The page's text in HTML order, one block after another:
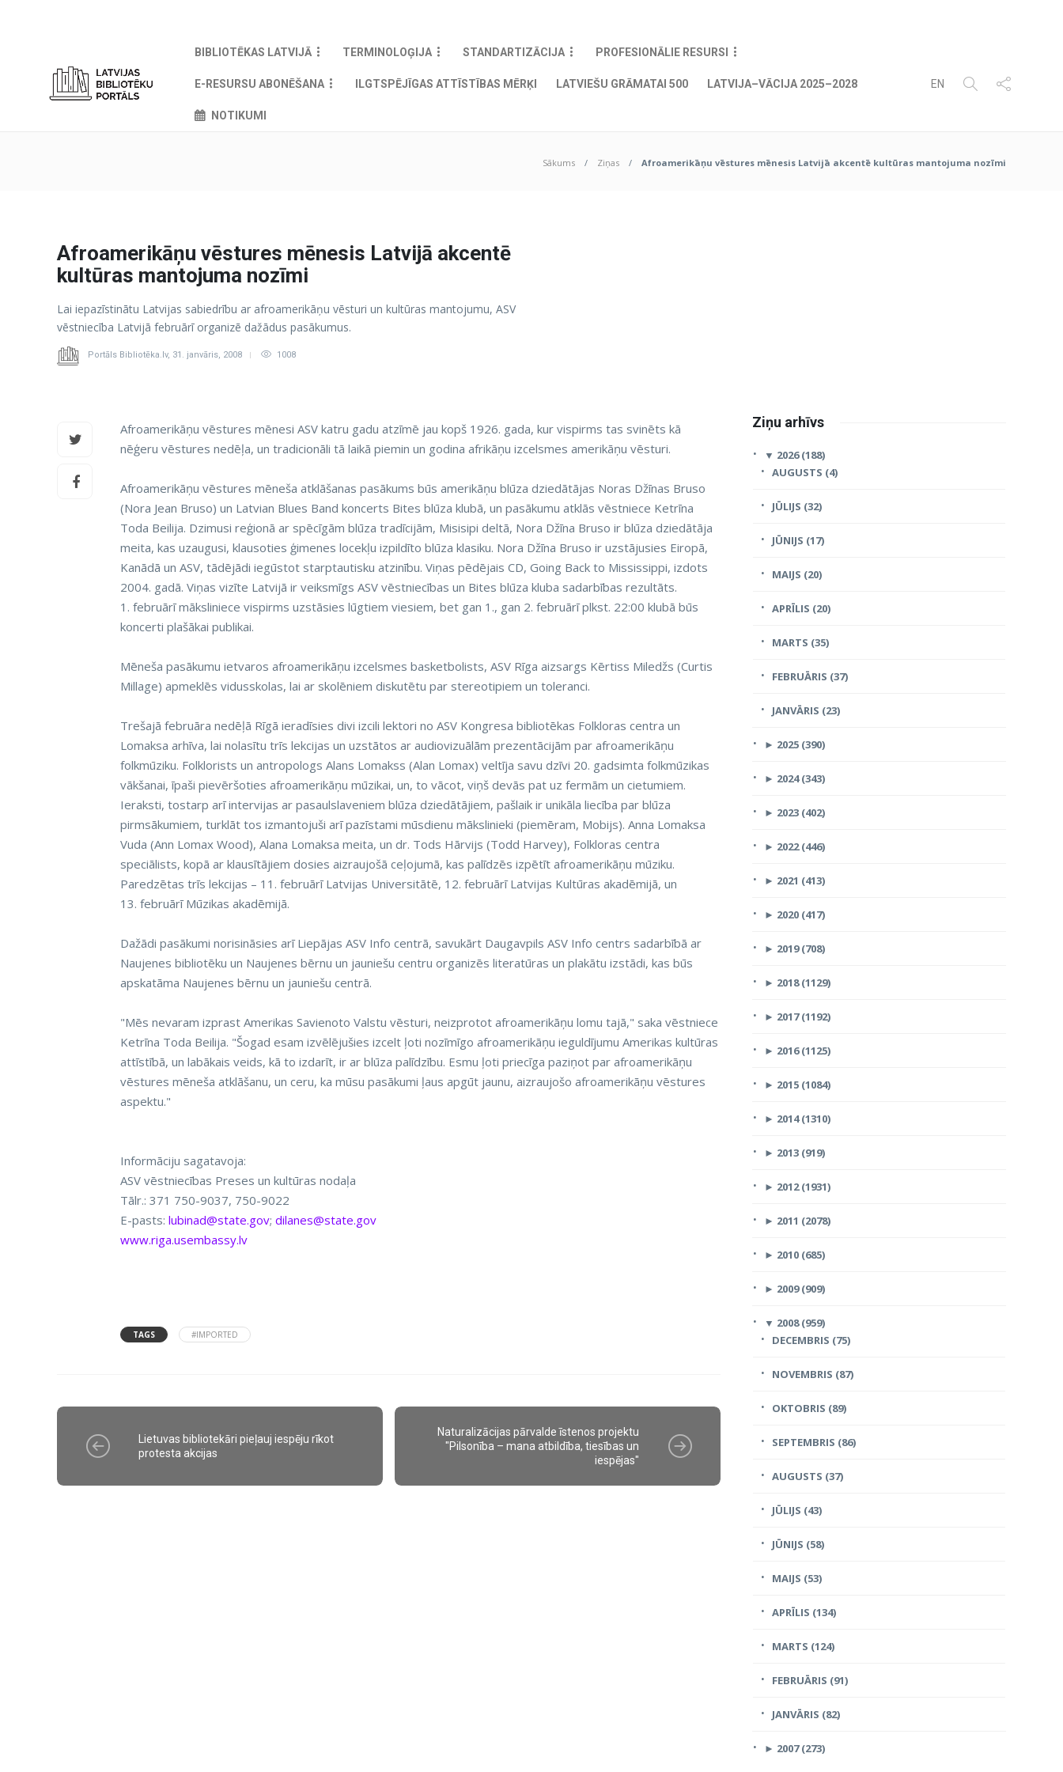
BIBLIOTĒKAS LATVIJĀ TERMINOLOĢIJA STANDARTIZĀCIJA PROFESIONĀLIE RESURSI
E-RESURSU ABONĒŠANA ILGTSPĒJĪGAS ATTĪSTĪBAS MĒRĶI LATVIEŠU GRĀMATAI 500 LATVIJA–VĀCIJA 2025–2028
NOTIKUMI
EN
Sākums Ziņas Afroamerikāņu vēstures mēnesis Latvijā akcentē kultūras mantojuma nozīmi
Afroamerikāņu vēstures mēnesis Latvijā akcentē
kultūras mantojuma nozīmi
Lai iepazīstinātu Latvijas sabiedrību ar afroamerikāņu vēsturi un kultūras mantojumu, ASV
vēstniecība Latvijā februārī organizē dažādus pasākumus.
Portāls Bibliotēka.lv, 31. janvāris, 2008 1008
Afroamerikāņu vēstures mēnesi ASV katru gadu atzīmē jau kopš 1926. gada, kur vispirms tas svinēts kā
nēģeru vēstures nedēļa, un tradicionāli tā laikā piemin un godina afrikāņu izcelsmes amerikāņu vēsturi.
Afroamerikāņu vēstures mēneša atklāšanas pasākums būs amerikāņu blūza dziedātājas Noras Džīnas Bruso
(Nora Jean Bruso) un Latvian Blues Band koncerts Bites blūza klubā, un pasākumu atklās vēstniece Ketrīna
Toda Beilija. Dzimusi reģionā ar spēcīgām blūza tradīcijām, Misisipi deltā, Nora Džīna Bruso ir blūza dziedātāja
meita, kas uzaugusi, klausoties ģimenes locekļu izpildīto blūza klasiku. Nora Džīna Bruso ir uzstājusies Eiropā,
Kanādā un ASV, tādējādi iegūstot starptautisku atzinību. Viņas pēdējais CD, Going Back to Mississippi, izdots
2004. gadā. Viņas vizīte Latvijā ir veiksmīgs ASV vēstniecības un Bites blūza kluba sadarbības rezultāts.
1. februārī māksliniece vispirms uzstāsies lūgtiem viesiem, bet gan 1., gan 2. februārī plkst. 22:00 klubā būs
koncerti plašākai publikai.
Mēneša pasākumu ietvaros afroamerikāņu izcelsmes basketbolists, ASV Rīga aizsargs Kērtiss Miledžs (Curtis
Millage) apmeklēs vidusskolas, lai ar skolēniem diskutētu par stereotipiem un toleranci.
Trešajā februāra nedēļā Rīgā ieradīsies divi izcili lektori no ASV Kongresa bibliotēkas Folkloras centra un
Lomaksa arhīva, lai nolasītu trīs lekcijas un uzstātos ar audiovizuālām prezentācijām par afroamerikāņu
folkmūziku. Folklorists un antropologs Alans Lomakss (Alan Lomax) veltīja savu dzīvi 20. gadsimta folkmūzikas
vākšanai, īpaši pievēršoties afroamerikāņu mūzikai, un, to vācot, viņš devās pat uz fermām un cietumiem.
Ieraksti, tostarp arī intervijas ar pasaulslaveniem blūza dziedātājiem, pašlaik ir unikāla liecība par blūza
pirmsākumiem, turklāt tos izmantojuši arī pazīstami mūsdienu mākslinieki (piemēram, Mobijs). Anna Lomaksa
Vuda (Ann Lomax Wood), Alana Lomaksa meita, un dr. Tods Hārvijs (Todd Harvey), Folkloras centra
speciālists, kopā ar klausītājiem dosies aizraujošā ceļojumā, kas palīdzēs izpētīt afroamerikāņu mūziku.
Paredzētas trīs lekcijas – 11. februārī Latvijas Universitātē, 12. februārī Latvijas Kultūras akadēmijā, un
13. februārī Mūzikas akadēmijā.
Dažādi pasākumi norisināsies arī Liepājas ASV Info centrā, savukārt Daugavpils ASV Info centrs sadarbībā ar
Naujenes bibliotēku un Naujenes bērnu un jauniešu centru organizēs literatūras un plakātu izstādi, kas būs
apskatāma Naujenes bērnu un jauniešu centrā.
"Mēs nevaram izprast Amerikas Savienoto Valstu vēsturi, neizprotot afroamerikāņu lomu tajā," saka vēstniece
Ketrīna Toda Beilija. "Šogad esam izvēlējušies izcelt ļoti nozīmīgo afroamerikāņu ieguldījumu Amerikas kultūras
attīstībā, un labākais veids, kā to izdarīt, ir ar blūza palīdzību. Esmu ļoti priecīga paziņot par afroamerikāņu
vēstures mēneša atklāšanu, un ceru, ka mūsu pasākumi ļaus apgūt jaunu, aizraujošo afroamerikāņu vēstures
aspektu."
Informāciju sagatavoja:
ASV vēstniecības Preses un kultūras nodaļa
Tālr.: 371 750-9037, 750-9022
E-pasts: lubinad@state.gov; dilanes@state.gov
www.riga.usembassy.lv
TAGS #IMPORTED
Lietuvas bibliotekāri pieļauj iespēju rīkot
protesta akcijas
Naturalizācijas pārvalde īstenos projektu
"Pilsonība – mana atbildība, tiesības un
iespējas"
Ziņu arhīvs
▼ 2026 (188)
AUGUSTS (4)
JŪLIJS (32)
JŪNIJS (17)
MAIJS (20)
APRĪLIS (20)
MARTS (35)
FEBRUĀRIS (37)
JANVĀRIS (23)
► 2025 (390)
► 2024 (343)
► 2023 (402)
► 2022 (446)
► 2021 (413)
► 2020 (417)
► 2019 (708)
► 2018 (1129)
► 2017 (1192)
► 2016 (1125)
► 2015 (1084)
► 2014 (1310)
► 2013 (919)
► 2012 (1931)
► 2011 (2078)
► 2010 (685)
► 2009 (909)
▼ 2008 (959)
DECEMBRIS (75)
NOVEMBRIS (87)
OKTOBRIS (89)
SEPTEMBRIS (86)
AUGUSTS (37)
JŪLIJS (43)
JŪNIJS (58)
MAIJS (53)
APRĪLIS (134)
MARTS (124)
FEBRUĀRIS (91)
JANVĀRIS (82)
► 2007 (273)